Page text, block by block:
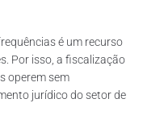
é um recurso
Por isso, a fiscalização
operem sem
jurídico do setor de